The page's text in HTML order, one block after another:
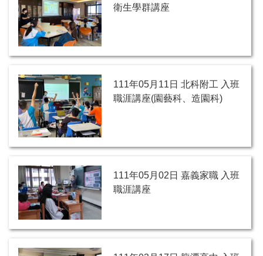
衛生學群講座
111年05月11日 北科附工 入班
職涯講座(園藝科、造園科)
111年05月02日 嘉義家職 入班
職涯講座